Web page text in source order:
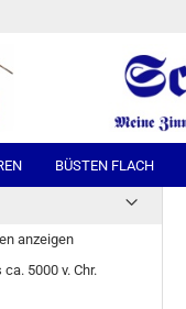
BÜSTEN FLACH
anzeigen
5000 v. Chr.